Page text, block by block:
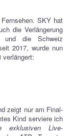
SKY hat
die Verlängerung
und die Schweiz
2017, wurde nun
verlängert:
zeigt nur am Final-
Kind serviere ich
exklusiven Live-